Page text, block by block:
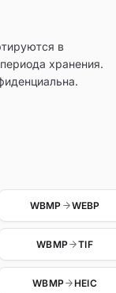
в
хранения.
WBMP WEBP
WBMP TIF
WBMP HEIC